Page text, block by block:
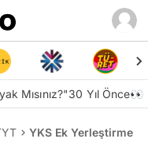
Mısınız?"30 Yıl Önce👀
YKS Ek Yerleştirme